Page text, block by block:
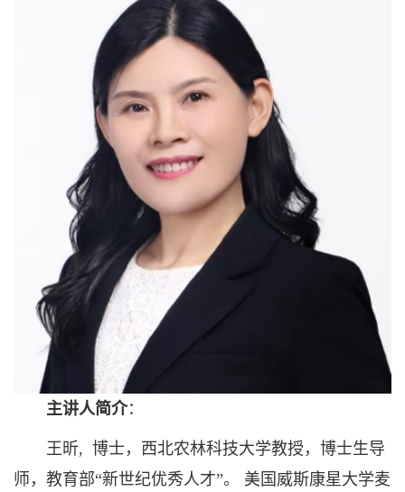
主讲人简介：
王昕, 博士，西北农林科技大学教授，博士生导
师，教育部“新世纪优秀人才”。 美国威斯康星大学麦